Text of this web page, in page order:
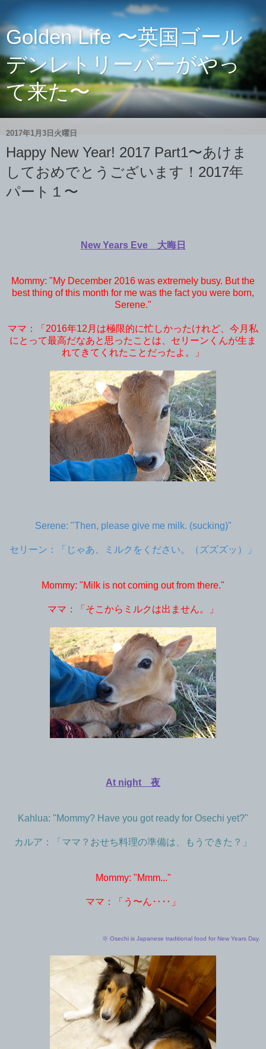
Golden Life 〜英国ゴール
デンレトリーバーがやっ
て来た〜
2017年1月3日火曜日
Happy New Year! 2017 Part1〜あけま
しておめでとうございます！2017年
パート１〜
New Years Eve 大晦日
Mommy: "My December 2016 was extremely busy. But the
best thing of this month for me was the fact you were born,
Serene."
ママ：「2016年12月は極限的に忙しかったけれど、今月私
にとって最高だなあと思ったことは、セリーンくんが生ま
れてきてくれたことだったよ。」
Serene: "Then, please give me milk. (sucking)"
セリーン：「じゃあ、ミルクをください。（ズズズッ）」
Mommy: "Milk is not coming out from there."
ママ：「そこからミルクは出ません。」
At night 夜
Kahlua: "Mommy? Have you got ready for Osechi yet?"
カルア：「ママ？おせち料理の準備は、もうできた？」
Mommy: "Mmm..."
ママ：「う〜ん‥‥」
※ Osechi is Japanese traditional food for New Years Day.